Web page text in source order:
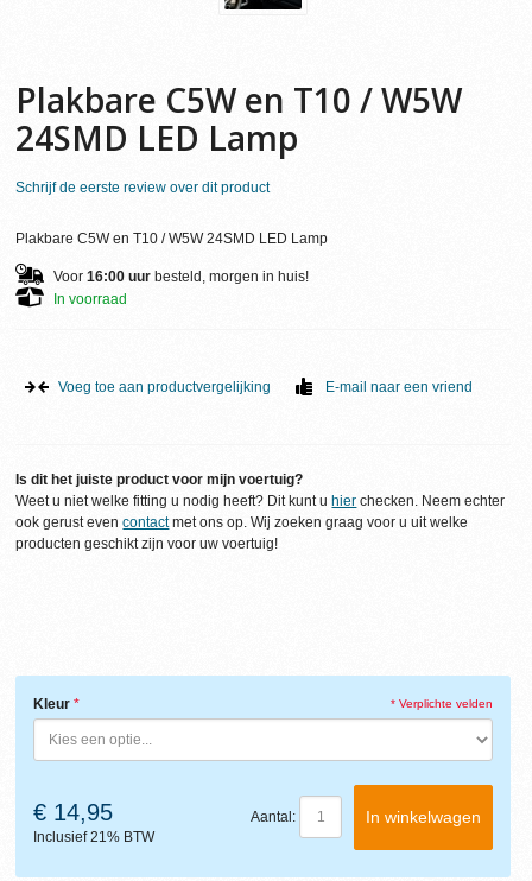
Plakbare C5W en T10 / W5W
24SMD LED Lamp
Schrijf de eerste review over dit product
Plakbare C5W en T10 / W5W 24SMD LED Lamp
Voor16:00 uur besteld, morgen in huis!
In voorraad
Voeg toe aan productvergelijking E-mail naar een vriend
Is dit het juiste product voor mijn voertuig?
Weet u niet welke fitting u nodig heeft? Dit kunt u hier checken. Neem echter
ook gerust evencontactmet ons op. Wij zoeken graag voor u uit welke
producten geschikt zijn voor uw voertuig!
Kleur * Verplichte velden
€ 14,95
Inclusief 21% BTW
Aantal: In winkelwagen